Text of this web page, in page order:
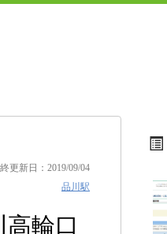
更新日：2019/09/04
品川駅
輪口